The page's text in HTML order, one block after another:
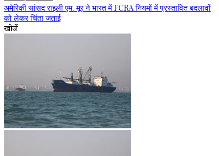
अमेरिकी सांसद राइली एम. मूर ने भारत में FCRA नियमों में प्रस्तावित बदलावों
को लेकर चिंता जताई
खोजें